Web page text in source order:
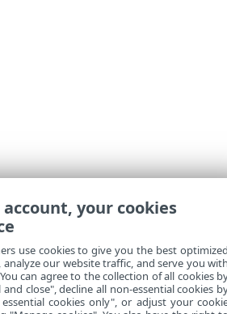
account, your cookies
use cookies to give you the best
analyze our website traffic, and serve you
can agree to the collection of all cookies
and close", decline all non-essential cookies
cookies only", or adjust your